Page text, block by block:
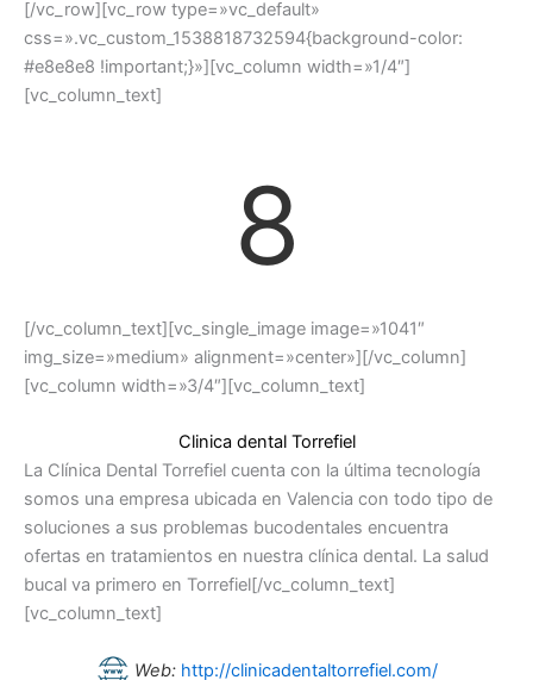
[/vc_row][vc_row type=»vc_default»
css=».vc_custom_1538818732594{background-color:
#e8e8e8 !important;}»][vc_column width=»1/4″]
[vc_column_text]
8
[/vc_column_text][vc_single_image image=»1041″
img_size=»medium» alignment=»center»][/vc_column]
[vc_column width=»3/4″][vc_column_text]
Clinica dental Torrefiel
La Clínica Dental Torrefiel cuenta con la última tecnología
somos una empresa ubicada en Valencia con todo tipo de
soluciones a sus problemas bucodentales encuentra
ofertas en tratamientos en nuestra clínica dental. La salud
bucal va primero en Torrefiel[/vc_column_text]
[vc_column_text]
Web: http://clinicadentaltorrefiel.com/